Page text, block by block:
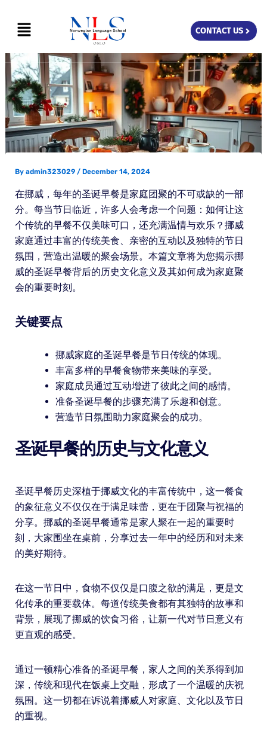
content
Menu CONTACT US
By admin323029 / December 14, 2024
在挪威，每年的圣诞早餐是家庭团聚的不可或缺的一部
分。每当节日临近，许多人会考虑一个问题：如何让这
个传统的早餐不仅美味可口，还充满温情与欢乐？挪威
家庭通过丰富的传统美食、亲密的互动以及独特的节日
氛围，营造出温暖的聚会场景。本篇文章将为您揭示挪
威的圣诞早餐背后的历史文化意义及其如何成为家庭聚
会的重要时刻。
关键要点
挪威家庭的圣诞早餐是节日传统的体现。
丰富多样的早餐食物带来美味的享受。
家庭成员通过互动增进了彼此之间的感情。
准备圣诞早餐的步骤充满了乐趣和创意。
营造节日氛围助力家庭聚会的成功。
圣诞早餐的历史与文化意义
圣诞早餐历史深植于挪威文化的丰富传统中，这一餐食
的象征意义不仅仅在于满足味蕾，更在于团聚与祝福的
分享。挪威的圣诞早餐通常是家人聚在一起的重要时
刻，大家围坐在桌前，分享过去一年中的经历和对未来
的美好期待。
在这一节日中，食物不仅仅是口腹之欲的满足，更是文
化传承的重要载体。每道传统美食都有其独特的故事和
背景，展现了挪威的饮食习俗，让新一代对节日意义有
更直观的感受。
通过一顿精心准备的圣诞早餐，家人之间的关系得到加
深，传统和现代在饭桌上交融，形成了一个温暖的庆祝
氛围。这一切都在诉说着挪威人对家庭、文化以及节日
的重视。